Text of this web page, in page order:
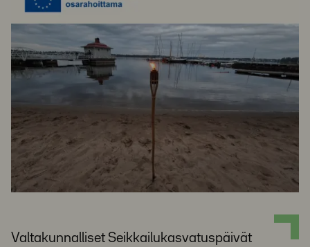
Valtakunnalliset Seikkailukasvatuspäivät